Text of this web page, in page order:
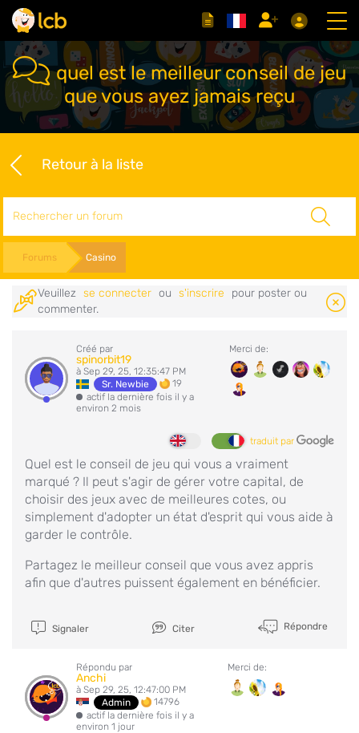
quel est le meilleur conseil de jeu
que vous ayez jamais reçu
Retour à la liste
Forums Casino
Veuillez se connecter ou s'inscrire
pour poster ou
commenter.
Créé par
spinorbit19
à Sep 29, 25, 12:35:47 PM
Sr. Newbie
19
actif la dernière fois il y a
environ 2 mois
Merci de:
traduit par
Quel est le conseil de jeu qui vous a vraiment
marqué ? Il peut s'agir de gérer votre capital, de
choisir des jeux avec de meilleures cotes, ou
simplement d'adopter un état d'esprit qui vous aide à
garder le contrôle.
Partagez le meilleur conseil que vous avez appris
afin que d'autres puissent également en bénéficier.
Signaler Citer Répondre
Répondu par
Anchi
à Sep 29, 25, 12:47:00 PM
Admin
14796
actif la dernière fois il y a
environ 1 jour
Merci de: